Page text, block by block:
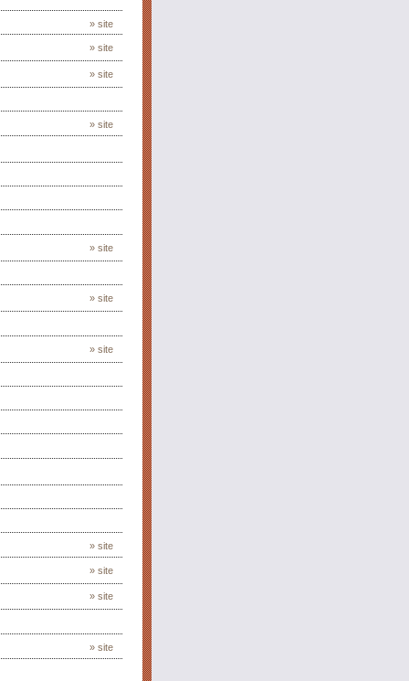
» site
» site
» site
» site
» site
» site
» site
» site
» site
» site
» site